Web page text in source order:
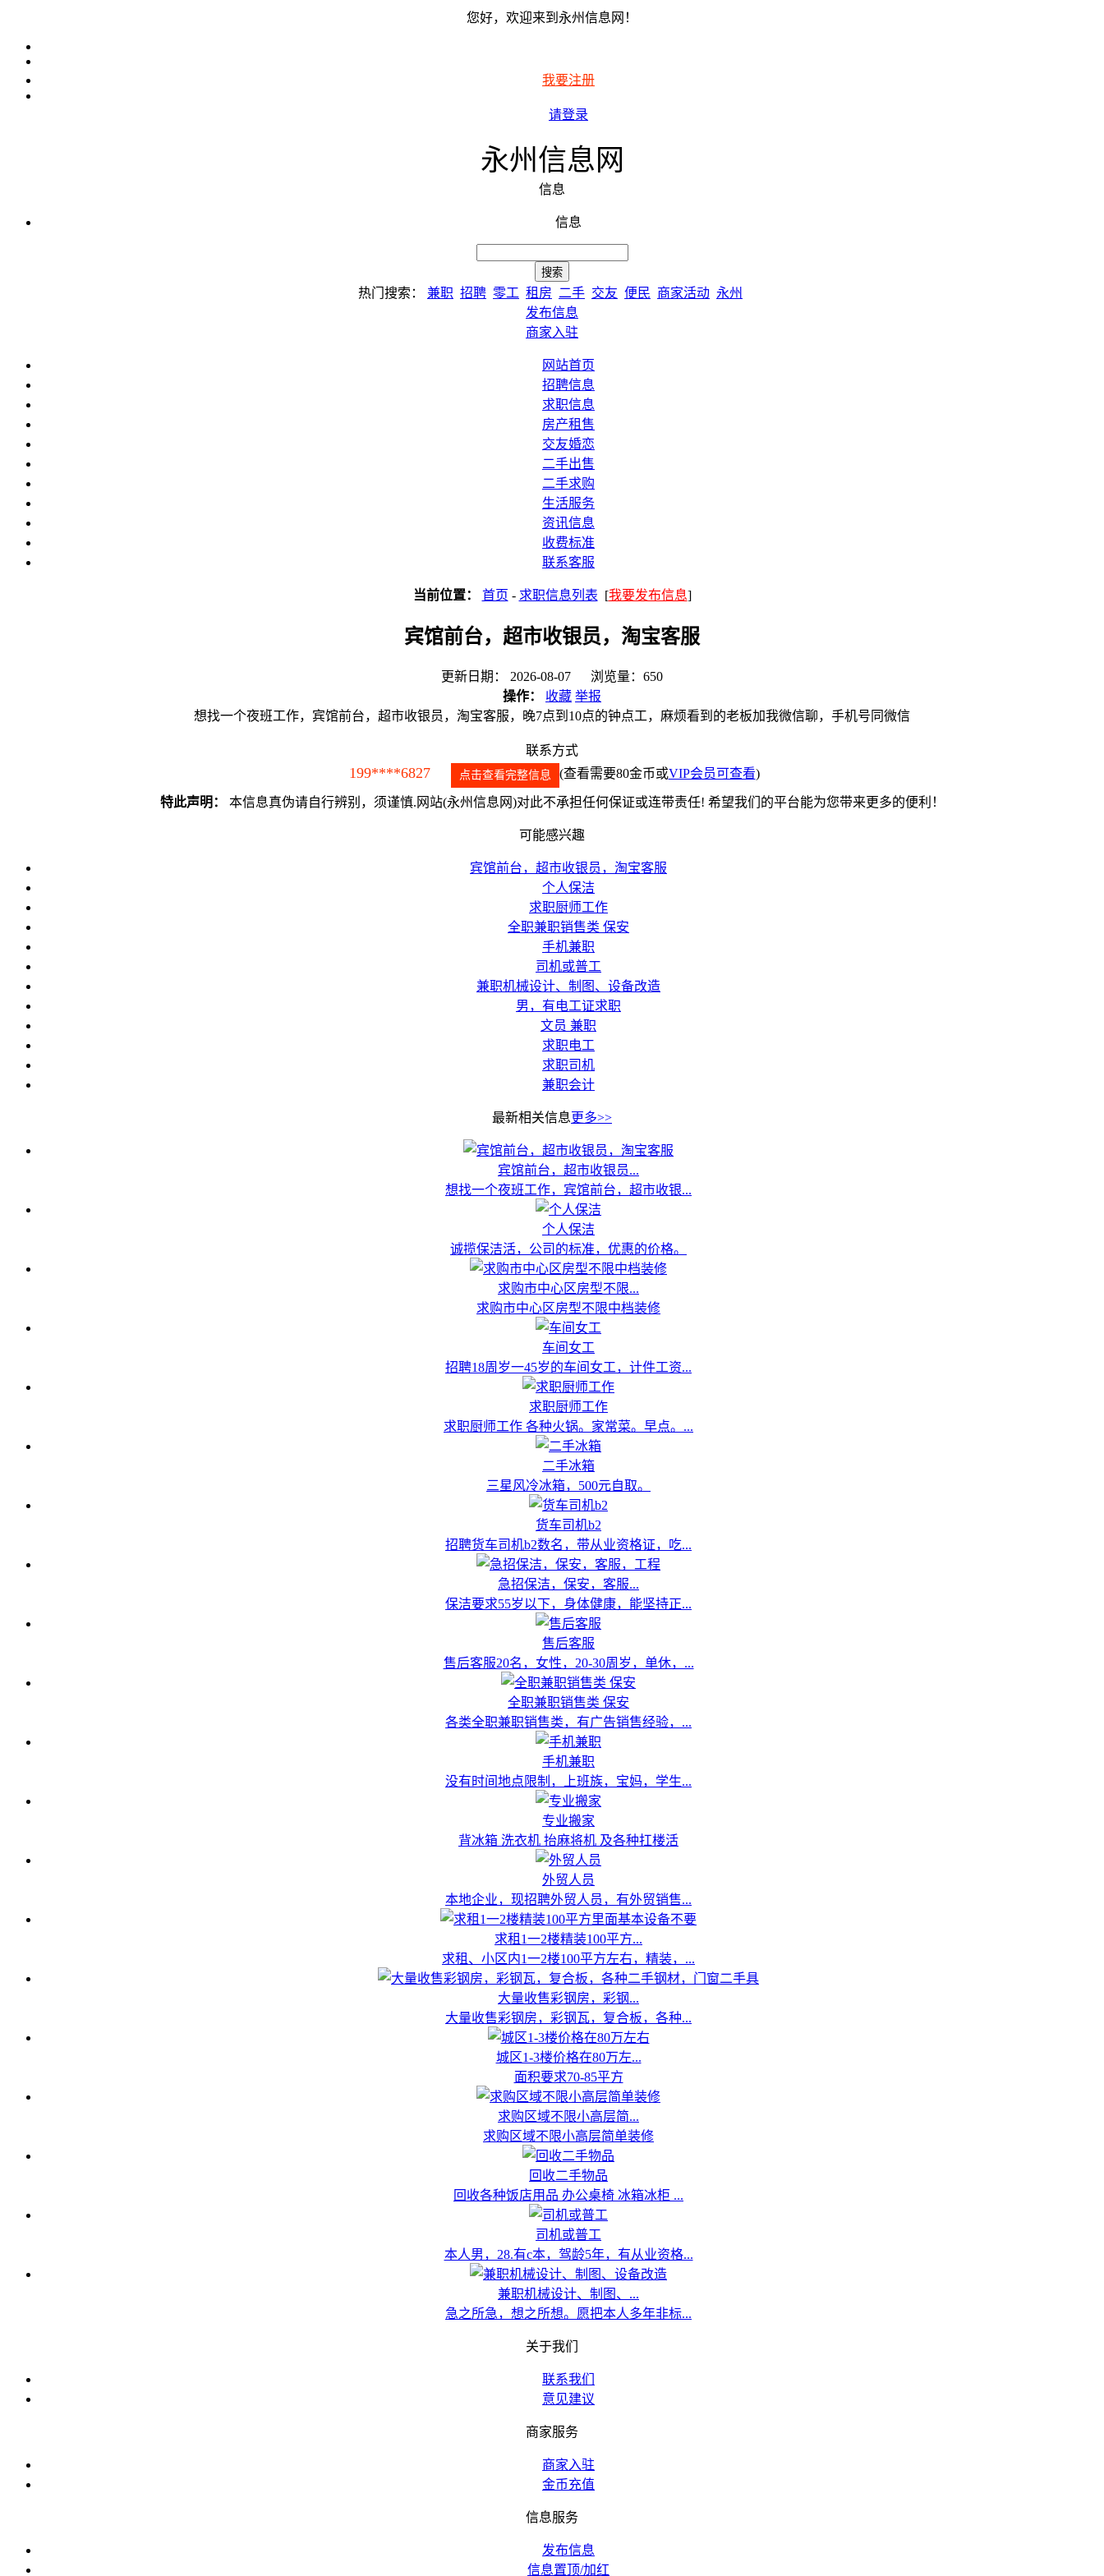
您好，欢迎来到永州信息网！
我要注册
请登录
永州信息网
信息
信息
热门搜索： 兼职 招聘 零工 租房 二手 交友 便民 商家活动 永州
发布信息
商家入驻
网站首页
招聘信息
求职信息
房产租售
交友婚恋
二手出售
二手求购
生活服务
资讯信息
收费标准
联系客服
当前位置： 首页 - 求职信息列表 [我要发布信息]
宾馆前台，超市收银员，淘宝客服
更新日期： 2026-08-07 浏览量：650
操作：
收藏 举报
想找一个夜班工作，宾馆前台，超市收银员，淘宝客服，晚7点到10点的钟点工，麻烦看到的老板加我微信聊，手机号同微信
联系方式
199****6827 点击查看完整信息 (查看需要80金币或VIP会员可查看)
特此声明： 本信息真伪请自行辨别，须谨慎.网站(永州信息网)对此不承担任何保证或连带责任! 希望我们的平台能为您带来更多的便利！
可能感兴趣
宾馆前台，超市收银员，淘宝客服
个人保洁
求职厨师工作
全职兼职销售类 保安
手机兼职
司机或普工
兼职机械设计、制图、设备改造
男，有电工证求职
文员 兼职
求职电工
求职司机
兼职会计
最新相关信息更多>>
宾馆前台，超市收银员...
想找一个夜班工作，宾馆前台，超市收银...
个人保洁
诚揽保洁活，公司的标准，优惠的价格。
求购市中心区房型不限...
求购市中心区房型不限中档装修
车间女工
招聘18周岁一45岁的车间女工，计件工资...
求职厨师工作
求职厨师工作 各种火锅。家常菜。早点。...
二手冰箱
三星风冷冰箱，500元自取。
货车司机b2
招聘货车司机b2数名，带从业资格证，吃...
急招保洁，保安，客服...
保洁要求55岁以下，身体健康，能坚持正...
售后客服
售后客服20名，女性，20-30周岁，单休，...
全职兼职销售类 保安
各类全职兼职销售类，有广告销售经验，...
手机兼职
没有时间地点限制，上班族，宝妈，学生...
专业搬家
背冰箱 洗衣机 抬麻将机 及各种扛楼活
外贸人员
本地企业，现招聘外贸人员，有外贸销售...
求租1一2楼精装100平方...
求租、小区内1一2楼100平方左右，精装，...
大量收售彩钢房，彩钢...
大量收售彩钢房，彩钢瓦，复合板，各种...
城区1-3楼价格在80万左...
面积要求70-85平方
求购区域不限小高层简...
求购区域不限小高层简单装修
回收二手物品
回收各种饭店用品 办公桌椅 冰箱冰柜 ...
司机或普工
本人男，28.有c本，驾龄5年，有从业资格...
兼职机械设计、制图、...
急之所急，想之所想。愿把本人多年非标...
关于我们
联系我们
意见建议
商家服务
商家入驻
金币充值
信息服务
发布信息
信息置顶/加红